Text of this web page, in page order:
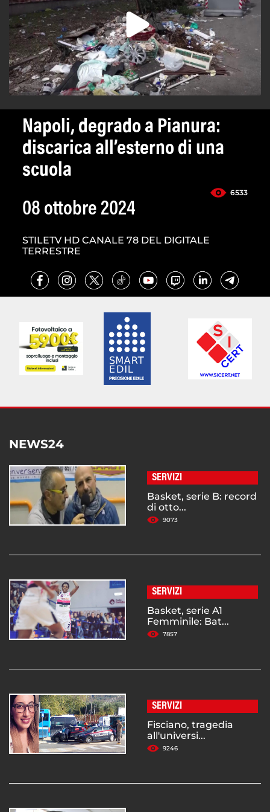
Napoli, degrado a Pianura:
discarica all’esterno di una
scuola
6533
08 ottobre 2024
STILETV HD CANALE 78 DEL DIGITALE
TERRESTRE
NEWS24
SERVIZI
Basket, serie B: record
di otto...
9073
SERVIZI
Basket, serie A1
Femminile: Bat...
7857
SERVIZI
Fisciano, tragedia
all'universi...
9246